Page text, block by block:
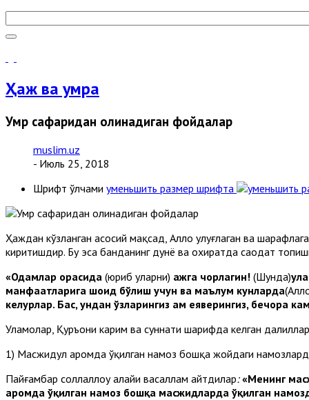
Ҳаж ва умра
Умр сафаридан олинадиган фойдалар
muslim.uz
- Июль 25, 2018
Шрифт ўлчами уменьшить размер шрифта
Ҳаждан кўзланган асосий мақсад, Аллоҳ улуғлаган ва
киритишдир. Бу эса банданинг дунё ва охиратда саодат
«Одамлар орасида (юриб уларни) ҳажга чорлагин! (Шунда)
манфаатларига шоҳид бўлиш учун ва маълум кунларда
келурлар. Бас, ундан ўзларингиз ҳам еяверингиз, бечора
Уламолар, Қуръони карим ва суннати шарифда келган
1) Масжидул ҳаромда ўқилган намоз бошқа жойдаги
Пайғамбар соллаллоҳу алайҳи васаллам айтдилар:«Менинг
ҳаромда ўқилган намоз бошқа масжидларда ўқилган